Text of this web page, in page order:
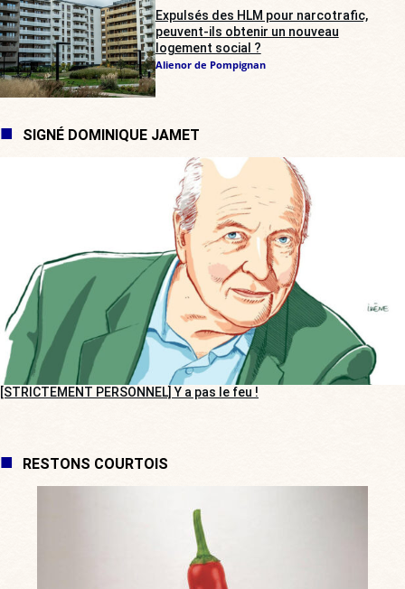
Expulsés des HLM pour narcotrafic,
peuvent-ils obtenir un nouveau
logement social ?
Alienor de Pompignan
SIGNÉ DOMINIQUE JAMET
[STRICTEMENT PERSONNEL] Y a pas le feu !
RESTONS COURTOIS